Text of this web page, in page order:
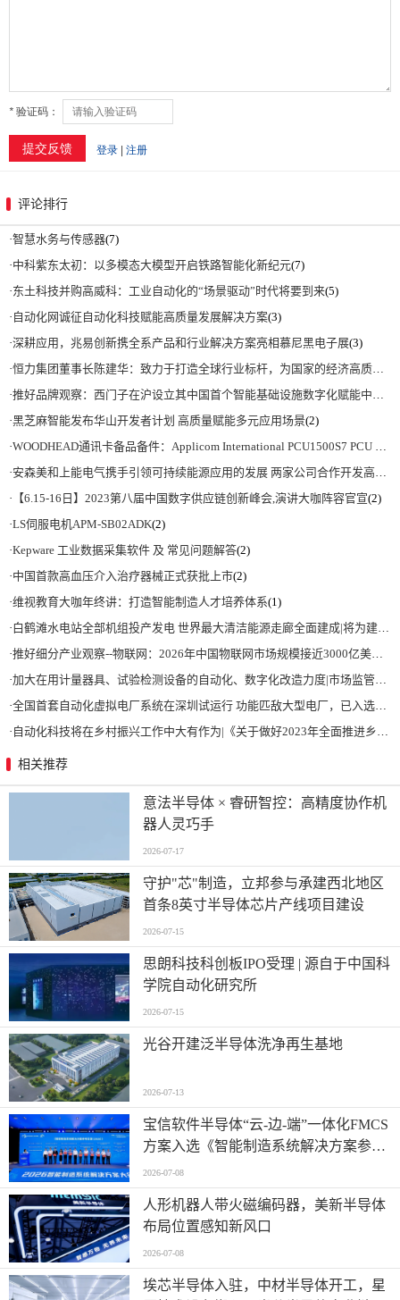
评论排行
·智慧水务与传感器(7)
·中科紫东太初：以多模态大模型开启铁路智能化新纪元(7)
·东土科技并购高威科：工业自动化的“场景驱动”时代将要到来(5)
· 自动化网诚征自动化科技赋能高质量发展解决方案(3)
·深耕应用，兆易创新携全系产品和行业解决方案亮相慕尼黑电子展(3)
·恒力集团董事长陈建华：致力于打造全球行业标杆，为国家的经济高质量发展贡献更大力量|上海电气集团党委书记、董事长吴磊来访
·推好品牌观察：西门子在沪设立其中国首个智能基础设施数字化赋能中心
·黑芝麻智能发布华山开发者计划 高质量赋能多元应用场景(2)
·WOODHEAD通讯卡备品备件：Applicom International PCU1500S7 PCU 1500 S7 V4.5.0
·安森美和上能电气携手引领可持续能源应用的发展 两家公司合作开发高性能储能和太阳能组串式逆变器方案 以实现可持续的未来
· 【6.15-16日】2023第八届中国数字供应链创新峰会,演讲大咖阵容官宣(2)
·LS伺服电机APM-SB02ADK(2)
·Kepware 工业数据采集软件 及 常见问题解答(2)
·中国首款高血压介入治疗器械正式获批上市(2)
·维视教育大咖年终讲：打造智能制造人才培养体系(1)
·白鹤滩水电站全部机组投产发电 世界最大清洁能源走廊全面建成|将为建设新型能源体系、保障国家能源安全、实现“双碳”目标提供有力支撑
·推好细分产业观察--物联网：2026年中国物联网市场规模接近3000亿美元 智慧工厂、智慧城市、智慧电网等将占60%以上
·加大在用计量器具、试验检测设备的自动化、数字化改造力度|市场监管总局 工业和信息化部 关于促进企业计量能力提升的指导意见
·全国首套自动化虚拟电厂系统在深圳试运行 功能匹敌大型电厂，已入选国际典型案例
· 自动化科技将在乡村振兴工作中大有作为|《关于做好2023年全面推进乡村振兴重点工作的意见》发布
相关推荐
意法半导体 × 睿研智控：高精度协作机
器人灵巧手
2026-07-17
守护"芯"制造，立邦参与承建西北地区
首条8英寸半导体芯片产线项目建设
2026-07-15
思朗科技科创板IPO受理 | 源自于中国科
学院自动化研究所
2026-07-15
光谷开建泛半导体洗净再生基地
2026-07-13
宝信软件半导体“云-边-端”一体化FMCS
方案入选《智能制造系统解决方案参考
目录（2026）》
2026-07-08
人形机器人带火磁编码器，美新半导体
布局位置感知新风口
2026-07-08
埃芯半导体入驻，中材半导体开工，星